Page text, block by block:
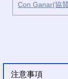
Con Ganar(協
注意事項